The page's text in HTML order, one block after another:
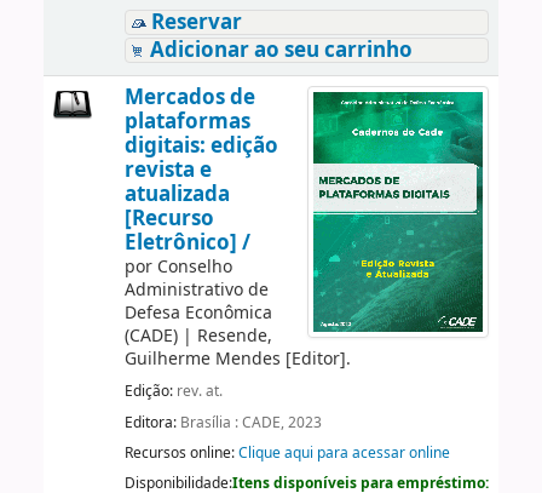
Reservar
Adicionar ao seu carrinho
Mercados de
plataformas
digitais: edição
revista e
atualizada
[Recurso
Eletrônico] /
por Conselho
Administrativo de
Defesa Econômica
(CADE)| Resende,
Guilherme Mendes [Editor].
Edição: rev. at.
Editora: Brasília : CADE, 2023
Recursos online:Clique aqui para acessar online
Disponibilidade:Itens disponíveis para empréstimo: